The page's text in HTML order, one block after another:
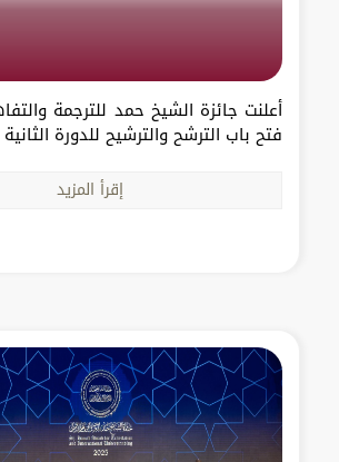
أعلنت جائزة الشيخ حمد للترجمة
فتح باب الترشح والترشيح للدورة
إقرأ المزيد